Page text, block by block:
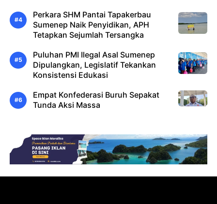
Perkara SHM Pantai Tapakerbau
Sumenep Naik Penyidikan, APH
Tetapkan Sejumlah Tersangka
Puluhan PMI Ilegal Asal Sumenep
Dipulangkan, Legislatif Tekankan
Konsistensi Edukasi
Empat Konfederasi Buruh Sepakat
Tunda Aksi Massa